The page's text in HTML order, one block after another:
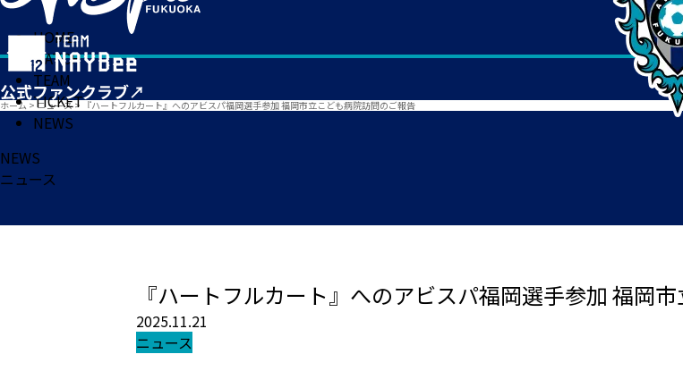
HOME
MATCH
TEAM
TICKET
NEWS
ホーム > ニュース> 『ハートフルカート』へのアビスパ福岡選手参加 福岡市立こども病院訪問のご報告
NEWS
ニュース
『ハートフルカート』へのアビスパ福岡選手参加 福岡
2025.11.21
ニュース